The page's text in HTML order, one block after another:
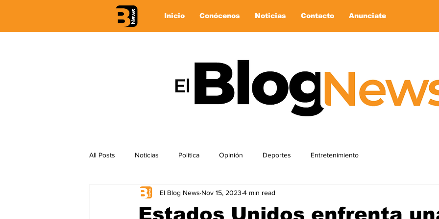
Inicio Conócenos Noticias Contacto Anunciate
All Posts Noticias Politica Opinión Deportes Entretenimiento
Estados Unidos enfrenta
El Blog News Nov 15, 2023 4 min read